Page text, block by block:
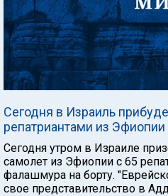
Сегодня в Израиль
репатриантами из Эфиопии
Сегодня утром в Израиле
самолет из Эфиопии с 65
фалашмура на борту.
свое представительство в